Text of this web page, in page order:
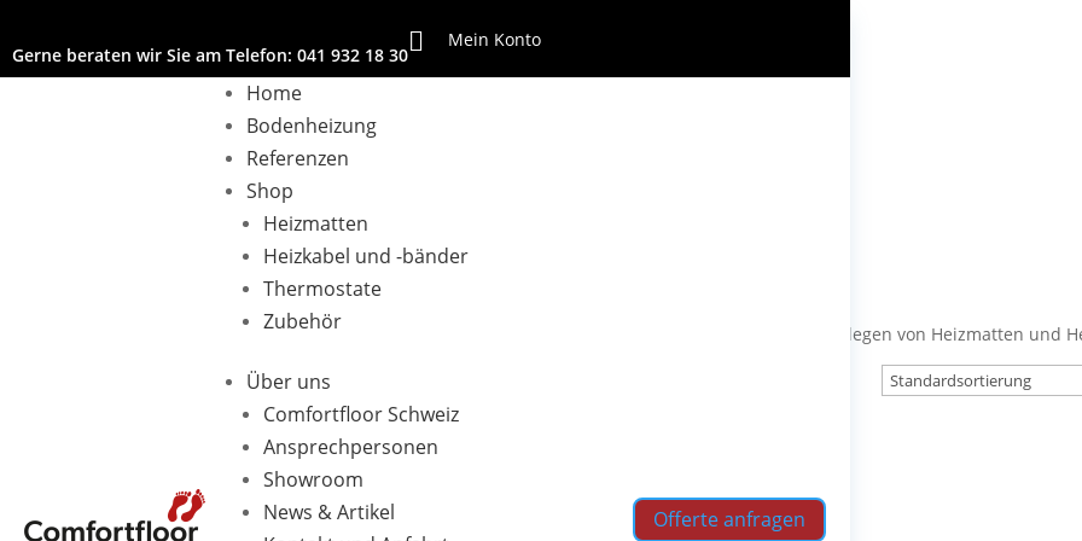
Gerne beraten wir Sie am Telefon: 041 932 18 30
Mein Konto
Home
Bodenheizung
Referenzen
Shop
Heizmatten
Heizkabel und -bänder
Thermostate
Zubehör
Über uns
Comfortfloor Schweiz
Ansprechpersonen
Showroom
News & Artikel
Offerte anfragen
Zubehör
In dieser Kategorie finden Sie verschiedene Zubehör-Artikel rund um das Thema Verlegen von Heizmatten und
Alle 3 Ergebnisse werden angezeigt
Aluminium Klebeband
CHF 14.90 inkl. MWST
Aufputzrahmen für CFT Regler
inkl. MWST